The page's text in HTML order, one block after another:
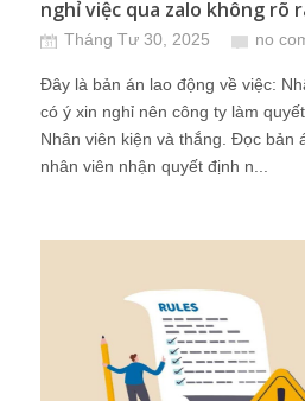
nghỉ việc qua zalo không rõ
Tháng Tư 30, 2025 no
Đây là bản án lao động về việc:
có ý xin nghỉ nên công ty làm
Nhân viên kiện và thắng. Đọc bản
nhân viên nhận quyết định n...